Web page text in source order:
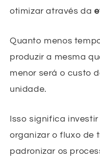
otimizar através da
Quanto menos
produzir a mesma
menor será o custo
unidade.
Isso significa
organizar o fluxo de
padronizar os